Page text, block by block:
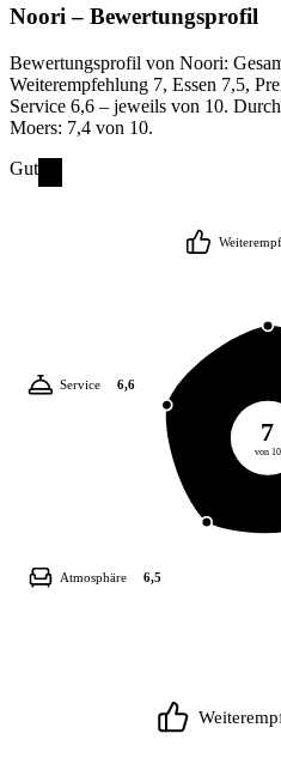
Noori – Bewertungsprofil
Bewertungsprofil von Noori:
Weiterempfehlung 7, Essen 7,5,
Service 6,6 – jeweils von 10.
Moers: 7,4 von 10.
Gut
7
von 10
Atmosphäre 6,5
Service 6,6